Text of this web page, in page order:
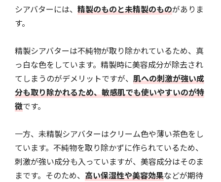
シアバターには、 精製のものと未精製のものがありま
す。
精製シアバターは不純物が取り除かれているため、真
っ白な色をしています。精製時に美容成分が除去され
てしまうのがデメリットですが、 肌への刺激が強い成
分も取り除かれるため、敏感肌でも使いやすいのが特
徴です。
一方、未精製シアバターはクリーム色や薄い茶色をし
ています。不純物を取り除かずに作られているため、
刺激が強い成分も入っていますが、美容成分はそのま
まです。そのため、 高い保湿性や美容効果などが期待